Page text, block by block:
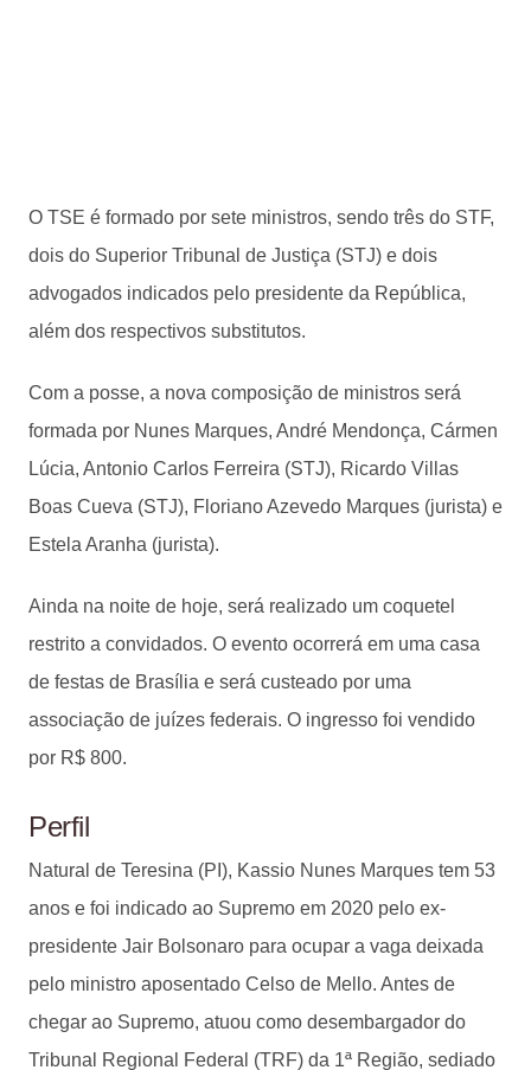
O TSE é formado por sete ministros, sendo três do STF,
dois do Superior Tribunal de Justiça (STJ) e dois
advogados indicados pelo presidente da República,
além dos respectivos substitutos.
Com a posse, a nova composição de ministros será
formada por Nunes Marques, André Mendonça, Cármen
Lúcia, Antonio Carlos Ferreira (STJ), Ricardo Villas
Boas Cueva (STJ), Floriano Azevedo Marques (jurista) e
Estela Aranha (jurista).
Ainda na noite de hoje, será realizado um coquetel
restrito a convidados. O evento ocorrerá em uma casa
de festas de Brasília e será custeado por uma
associação de juízes federais. O ingresso foi vendido
por R$ 800.
Perfil
Natural de Teresina (PI), Kassio Nunes Marques tem 53
anos e foi indicado ao Supremo em 2020 pelo ex-
presidente Jair Bolsonaro para ocupar a vaga deixada
pelo ministro aposentado Celso de Mello. Antes de
chegar ao Supremo, atuou como desembargador do
Tribunal Regional Federal (TRF) da 1ª Região, sediado